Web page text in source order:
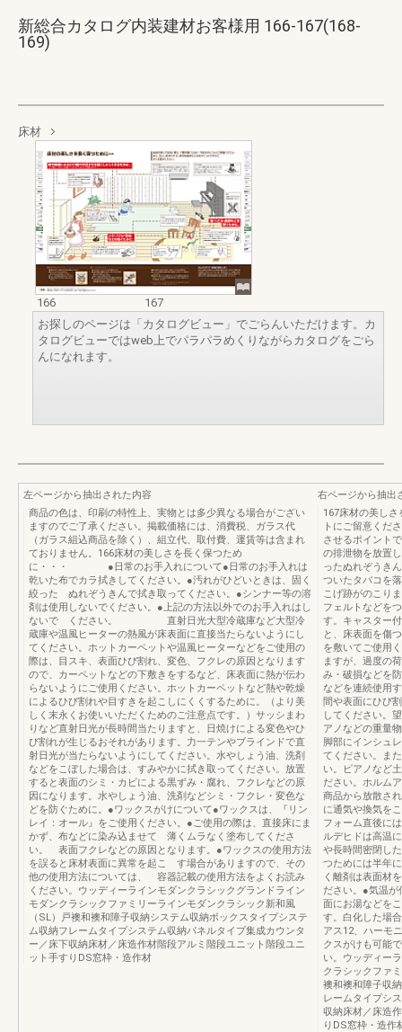
新総合カタログ内装建材お客様用 166-167(168-
169)
床材
166
167
お探しのページは「カタログビュー」でごらんいただけます。カ
タログビューではweb上でパラパラめくりながらカタログをごら
んになれます。
左ページから抽出された内容
商品の色は、印刷の特性上、実物とは多少異なる場合がござい
ますのでご了承ください。掲載価格には、消費税、ガラス代
（ガラス組込商品を除く）、組立代、取付費、運賃等は含まれ
ておりません。166床材の美しさを長く保つため
に・・・ ●日常のお手入れについて●日常のお手入れは
乾いた布でカラ拭きしてください。●汚れがひどいときは、固く
絞った ぬれぞうきんで拭き取ってください。●シンナー等の溶
剤は使用しないでください。●上記の方法以外でのお手入れはし
ないで ください。 直射日光大型冷蔵庫など大型冷
蔵庫や温風ヒーターの熱風が床表面に直接当たらないようにし
てください。ホットカーペットや温風ヒーターなどをご使用の
際は、目スキ、表面ひび割れ、変色、フクレの原因となります
ので、カーペットなどの下敷きをするなど、床表面に熱が伝わ
らないようにご使用ください。ホットカーペットなど熱や乾燥
によるひび割れや目すきを起こしにくくするために。（より美
しく末永くお使いいただくためのご注意点です。）サッシまわ
りなど直射日光が長時間当たりますと、日焼けによる変色やひ
び割れが生じるおそれがあります。力一テンやブラインドで直
射日光が当たらないようにしてください。水やしょう油、洗剤
などをこぼした場合は、すみやかに拭き取ってください。放置
すると表面のシミ・カビによる黒ずみ・腐れ、フクレなどの原
因になります。水やしょう油、洗剤などシミ・フクレ・変色な
どを防ぐために。●ワックスがけについて●ワックスは、『リン
レイ：オール』をご使用ください。●ご使用の際は、直接床にま
かず、布などに染み込ませて 薄くムラなく塗布してくださ
い。 表面フクレなどの原因となります。●ワックスの使用方法
を誤ると床材表面に異常を起こ す場合がありますので、その
他の使用方法については、 容器記載の使用方法をよくお読み
ください。ウッディーラインモダンクラシックグランドライン
モダンクラシックファミリーラインモダンクラシック新和風
（SL）戸襖和襖和障子収納システム収納ボックスタイプシステ
ム収納フレームタイプシステム収納パネルタイプ集成カウンタ
ー／床下収納床材／床造作材階段アルミ階段ユニット階段ユニ
ット手すりDS窓枠・造作材
右ページから抽出
167床材の美し
トにご留意くだ
させるポイント
の排泄物を放置
ったぬれぞうき
ついたタバコを
こげ跡がのこり
フェルトなどを
す。キャスター
と、床表面を傷
を敷いてご使用
ますが、過度の
み・破損などを
などを連続使用
間や表面にひび
してください。
アノなどの重量
脚部にインシュ
てください。ま
い。ピアノなど
ださい。ホルム
商品から放散さ
に通気や換気を
フォーム直後に
ルデヒドは高温
や長時間密閉し
つためには半年
く離剤は表面材
ださい。●気温が
面にお湯などを
す。白化した場
アス12、ハーモ
クスがけも可能
い。ウッディー
クラシックファ
襖和襖和障子収
レームタイプシ
収納床材／床造
りDS窓枠・造作